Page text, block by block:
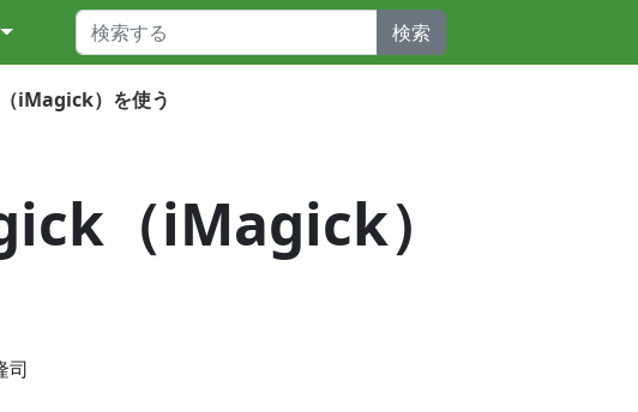
検索
iMagick）を使う
（iMagick）
司